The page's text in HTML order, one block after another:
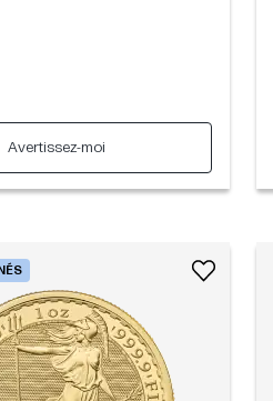
Avertissez-moi